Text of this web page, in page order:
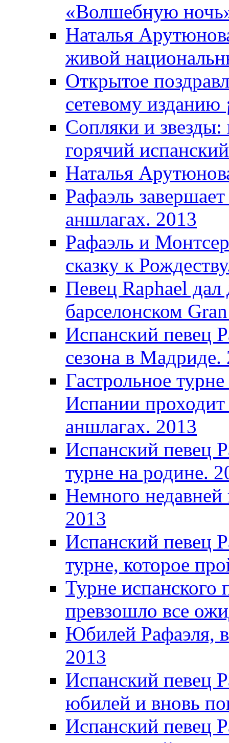
«Волшебную
Наталья
живой
Открытое
сетевому изданию
Сопляки и звезды:
горячий
Наталья
Рафаэль
аншлагах. 2013
Рафаэль и
сказку к
Певец Raphael дал
барселонском
Испанский певец
сезона в Мадриде.
Гастрольное
Испании
аншлагах. 2013
Испанский певец
турне на родине.
Немного
2013
Испанский певец
турне, которое
Турне
превзошло все
Юбилей Рафаэля,
2013
Испанский певец
юбилей и вновь
Испанский певец